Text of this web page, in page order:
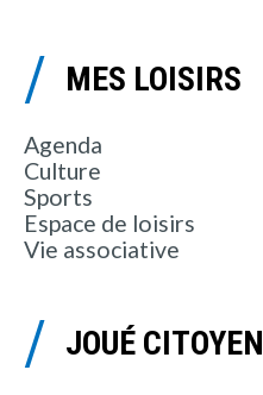
MES LOISIRS
Agenda
Culture
Sports
Espace de loisirs
Vie associative
JOUÉ CITOYEN